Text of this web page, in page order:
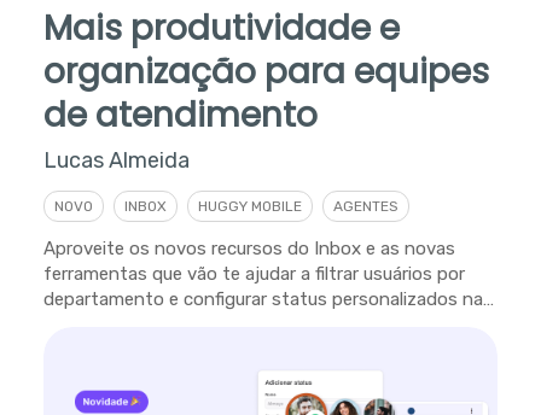
Mais produtividade e
organização para equipes
de atendimento
Lucas Almeida
NOVO INBOX HUGGY MOBILE AGENTES
Aproveite os novos recursos do Inbox e as novas
ferramentas que vão te ajudar a filtrar usuários por
departamento e configurar status personalizados na